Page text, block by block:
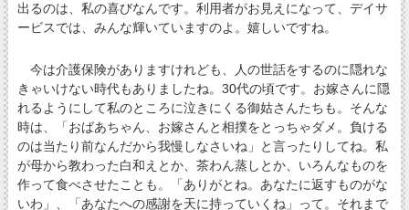
出るのは、私の喜びなんです。利用者がお見えになって、デイサ
ービスでは、みんな輝いていますのよ。嬉しいですね。
今は介護保険がありますけれども、人の世話をするのに隠れな
きゃいけない時代もありましたね。30代の頃です。お嫁さんに隠
れるようにして私のところに泣きにくる御姑さんたちも。そんな
時は、「おばあちゃん、お嫁さんと相撲をとっちゃダメ。負ける
のは当たり前なんだから我慢しなさいね」と言ったりしてね。私
が母から教わった白和えとか、茶わん蒸しとか、いろんなものを
作って食べさせたことも。「ありがとね。あなたに返すものがな
いわ」、「あなたへの感謝を天に持っていくね」って。それまで